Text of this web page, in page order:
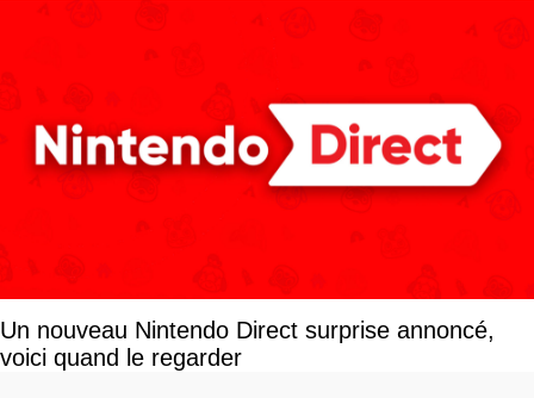
Un nouveau Nintendo Direct surprise annoncé,
voici quand le regarder